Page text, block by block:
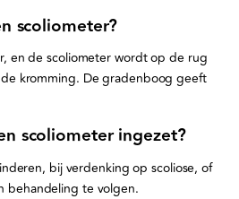
scoliometer?
en de scoliometer wordt op de rug
kromming. De gradenboog geeft
scoliometer ingezet?
bij verdenking op scoliose, of
behandeling te volgen.